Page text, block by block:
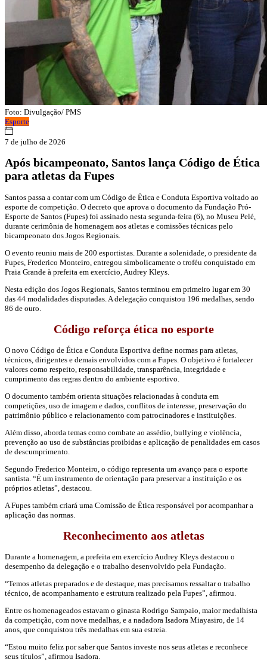
Foto: Divulgação/ PMS
Esporte
7 de julho de 2026
Após bicampeonato, Santos lança Código de Ética
para atletas da Fupes
Santos passa a contar com um Código de Ética e Conduta Esportiva voltado ao
esporte de competição. O decreto que aprova o documento da Fundação Pró-
Esporte de Santos (Fupes) foi assinado nesta segunda-feira (6), no Museu Pelé,
durante cerimônia de homenagem aos atletas e comissões técnicas pelo
bicampeonato dos Jogos Regionais.
O evento reuniu mais de 200 esportistas. Durante a solenidade, o presidente da
Fupes, Frederico Monteiro, entregou simbolicamente o troféu conquistado em
Praia Grande à prefeita em exercício, Audrey Kleys.
Nesta edição dos Jogos Regionais, Santos terminou em primeiro lugar em 30
das 44 modalidades disputadas. A delegação conquistou 196 medalhas, sendo
86 de ouro.
Código reforça ética no esporte
O novo Código de Ética e Conduta Esportiva define normas para atletas,
técnicos, dirigentes e demais envolvidos com a Fupes. O objetivo é fortalecer
valores como respeito, responsabilidade, transparência, integridade e
cumprimento das regras dentro do ambiente esportivo.
O documento também orienta situações relacionadas à conduta em
competições, uso de imagem e dados, conflitos de interesse, preservação do
patrimônio público e relacionamento com patrocinadores e instituições.
Além disso, aborda temas como combate ao assédio, bullying e violência,
prevenção ao uso de substâncias proibidas e aplicação de penalidades em casos
de descumprimento.
Segundo Frederico Monteiro, o código representa um avanço para o esporte
santista. “É um instrumento de orientação para preservar a instituição e os
próprios atletas”, destacou.
A Fupes também criará uma Comissão de Ética responsável por acompanhar a
aplicação das normas.
Reconhecimento aos atletas
Durante a homenagem, a prefeita em exercício Audrey Kleys destacou o
desempenho da delegação e o trabalho desenvolvido pela Fundação.
“Temos atletas preparados e de destaque, mas precisamos ressaltar o trabalho
técnico, de acompanhamento e estrutura realizado pela Fupes”, afirmou.
Entre os homenageados estavam o ginasta Rodrigo Sampaio, maior medalhista
da competição, com nove medalhas, e a nadadora Isadora Miayasiro, de 14
anos, que conquistou três medalhas em sua estreia.
“Estou muito feliz por saber que Santos investe nos seus atletas e reconhece
seus títulos”, afirmou Isadora.